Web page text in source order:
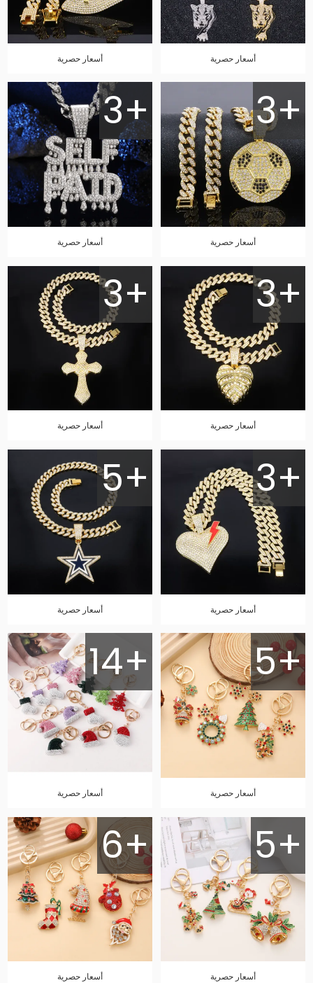
أسعار حصرية أسعار حصرية
3+
أسعار حصرية
3+
أسعار حصرية
3+
أسعار حصرية
3+
أسعار حصرية
3+
أسعار حصرية
5+
أسعار حصرية
5+
أسعار حصرية
14+
أسعار حصرية
5+
أسعار حصرية
6+
أسعار حصرية